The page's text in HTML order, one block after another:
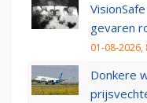
gevaren
01-08-2026,
Donkere